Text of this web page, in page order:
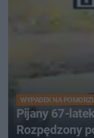
WYPADEK NA
Pijany 67-
Rozpędzony